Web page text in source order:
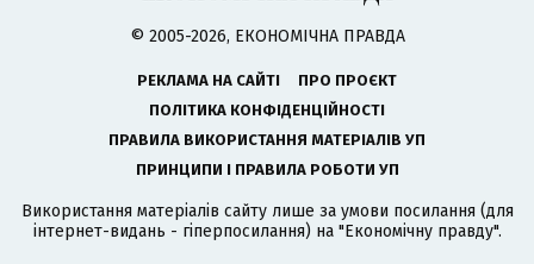
© 2005-2026, ЕКОНОМІЧНА ПРАВДА
РЕКЛАМА НА САЙТІ
ПРО ПРОЄКТ
ПОЛІТИКА КОНФІДЕНЦІЙНОСТІ
ПРАВИЛА ВИКОРИСТАННЯ МАТЕРІАЛІВ УП
ПРИНЦИПИ І ПРАВИЛА РОБОТИ УП
Використання матеріалів сайту лише за умови посилання (для
інтернет-видань - гіперпосилання) на "Економічну правду".